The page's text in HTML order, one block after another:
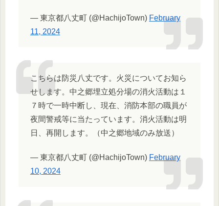
— 東京都八丈町 (@HachijoTown) February
11, 2024
こちらは防災八丈です。火災についてお知ら
せします。中之郷埋立処分場の消火活動は１
７時で一時中断し、現在、消防本部の職員が
夜間警戒等に当たっています。消火活動は明
日、再開します。（中之郷地域のみ放送）
— 東京都八丈町 (@HachijoTown) February
10, 2024